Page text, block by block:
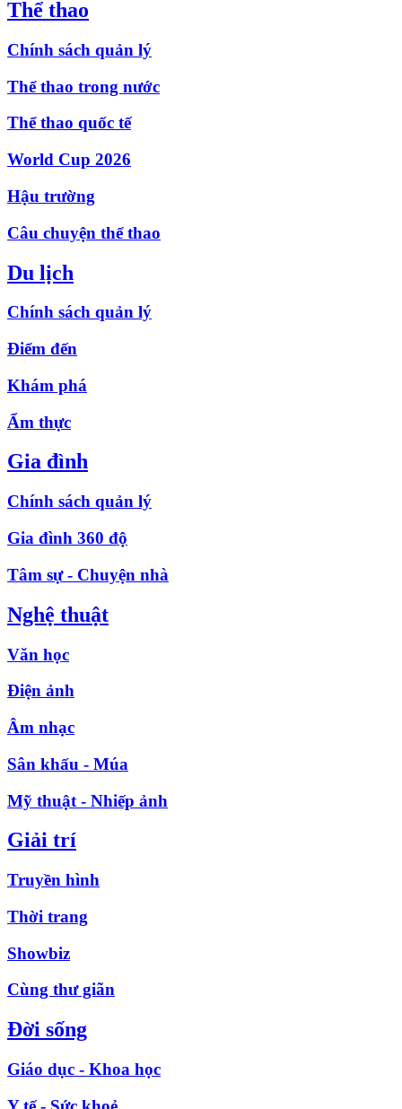
Thể thao
Chính sách quản lý
Thể thao trong nước
Thể thao quốc tế
World Cup 2026
Hậu trường
Câu chuyện thể thao
Du lịch
Chính sách quản lý
Điểm đến
Khám phá
Ẩm thực
Gia đình
Chính sách quản lý
Gia đình 360 độ
Tâm sự - Chuyện nhà
Nghệ thuật
Văn học
Điện ảnh
Âm nhạc
Sân khấu - Múa
Mỹ thuật - Nhiếp ảnh
Giải trí
Truyền hình
Thời trang
Showbiz
Cùng thư giãn
Đời sống
Giáo dục - Khoa học